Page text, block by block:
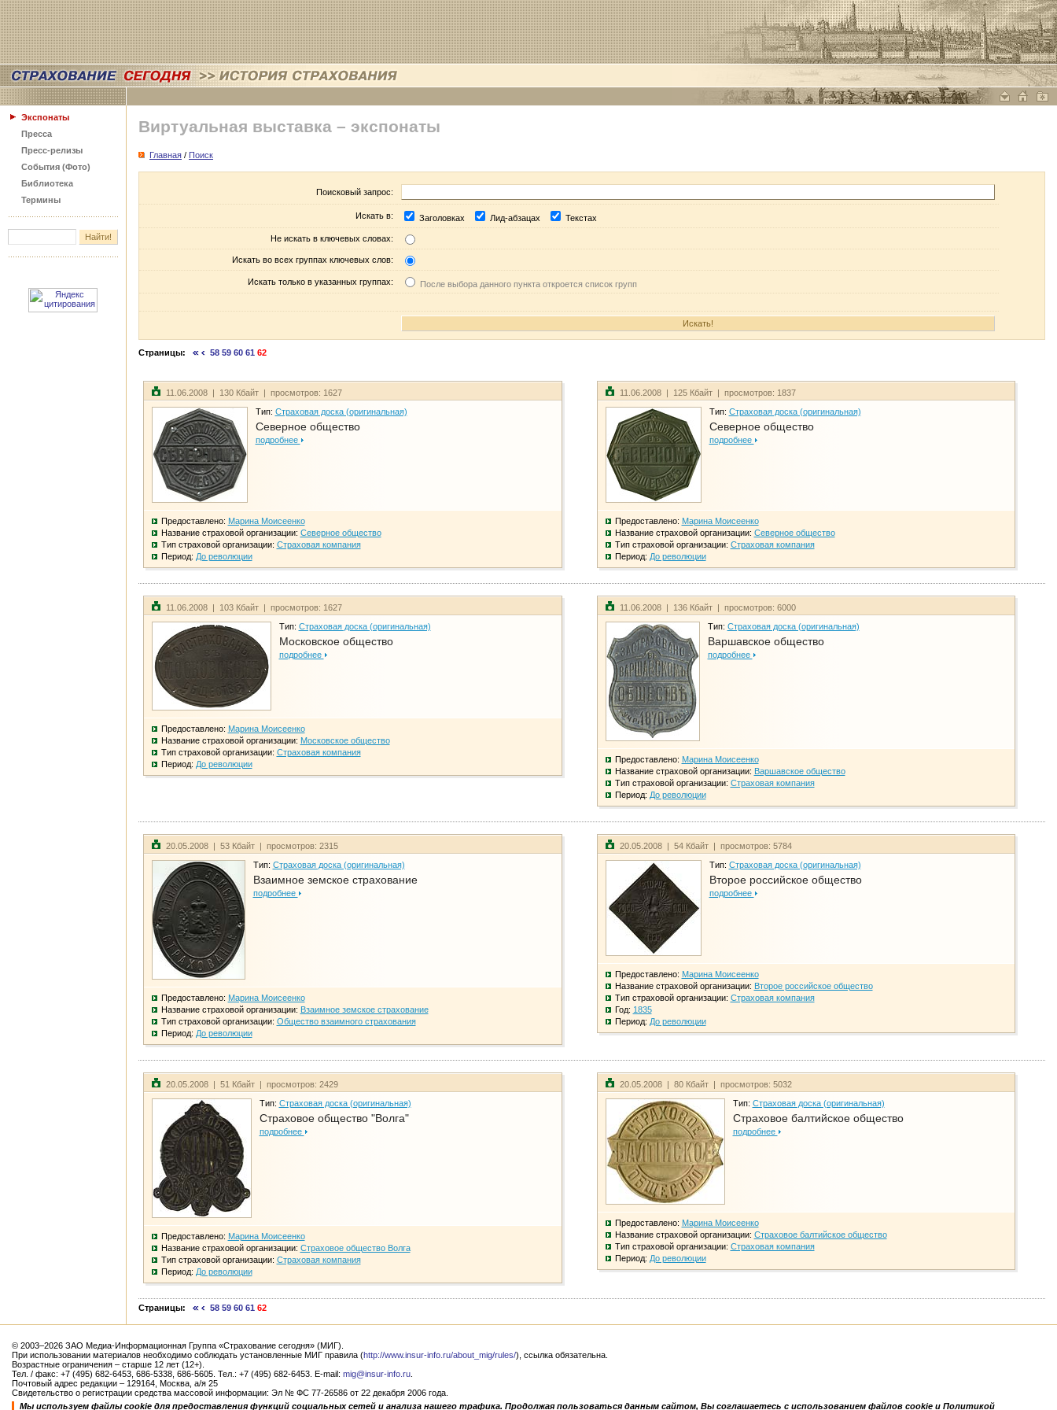
Экспонаты
Пресса
Пресс-релизы
События (Фото)
Библиотека
Термины
Виртуальная выставка – экспонаты
Главная / Поиск
Поисковый запрос:
Искать в: Заголовках Лид-абзацах Текстах
Не искать в ключевых словах:
Искать во всех группах ключевых слов:
Искать только в указанных группах: После выбора данного пункта откроется список групп
Страницы: 58 59 60 61 62
11.06.2008 | 130 Кбайт | просмотров: 1627
Тип: Страховая доска (оригинальная)
Северное общество
подробнее
Предоставлено: Марина Моисеенко
Название страховой организации: Северное общество
Тип страховой организации: Страховая компания
Период: До революции
11.06.2008 | 125 Кбайт | просмотров: 1837
Тип: Страховая доска (оригинальная)
Северное общество
подробнее
Предоставлено: Марина Моисеенко
Название страховой организации: Северное общество
Тип страховой организации: Страховая компания
Период: До революции
11.06.2008 | 103 Кбайт | просмотров: 1627
Тип: Страховая доска (оригинальная)
Московское общество
подробнее
Предоставлено: Марина Моисеенко
Название страховой организации: Московское общество
Тип страховой организации: Страховая компания
Период: До революции
11.06.2008 | 136 Кбайт | просмотров: 6000
Тип: Страховая доска (оригинальная)
Варшавское общество
подробнее
Предоставлено: Марина Моисеенко
Название страховой организации: Варшавское общество
Тип страховой организации: Страховая компания
Период: До революции
20.05.2008 | 53 Кбайт | просмотров: 2315
Тип: Страховая доска (оригинальная)
Взаимное земское страхование
подробнее
Предоставлено: Марина Моисеенко
Название страховой организации: Взаимное земское страхование
Тип страховой организации: Общество взаимного страхования
Период: До революции
20.05.2008 | 54 Кбайт | просмотров: 5784
Тип: Страховая доска (оригинальная)
Второе российское общество
подробнее
Предоставлено: Марина Моисеенко
Название страховой организации: Второе российское общество
Тип страховой организации: Страховая компания
Год: 1835
Период: До революции
20.05.2008 | 51 Кбайт | просмотров: 2429
Тип: Страховая доска (оригинальная)
Страховое общество "Волга"
подробнее
Предоставлено: Марина Моисеенко
Название страховой организации: Страховое общество Волга
Тип страховой организации: Страховая компания
Период: До революции
20.05.2008 | 80 Кбайт | просмотров: 5032
Тип: Страховая доска (оригинальная)
Страховое балтийское общество
подробнее
Предоставлено: Марина Моисеенко
Название страховой организации: Страховое балтийское общество
Тип страховой организации: Страховая компания
Период: До революции
Страницы: 58 59 60 61 62
© 2003–2026 ЗАО Медиа-Информационная Группа «Страхование сегодня» (МИГ).
При использовании материалов необходимо соблюдать установленные МИГ правила (http://www.insur-info.ru/about_mig/rules/), ссылка обязательна.
Возрастные ограничения – старше 12 лет (12+).
Тел. / факс: +7 (495) 682-6453, 686-5338, 686-5605. Тел.: +7 (495) 682-6453. E-mail: mig@insur-info.ru
Почтовый адрес редакции – 129164, Москва, а/я 25
Свидетельство о регистрации средства массовой информации: Эл № ФС 77-26586 от 22 декабря 2006 года.
Мы используем файлы cookie для предоставления функций социальных сетей и анализа нашего трафика. Продолжая пользоваться данным сайтом, Вы соглашаетесь с использованием файлов cookie и Политикой